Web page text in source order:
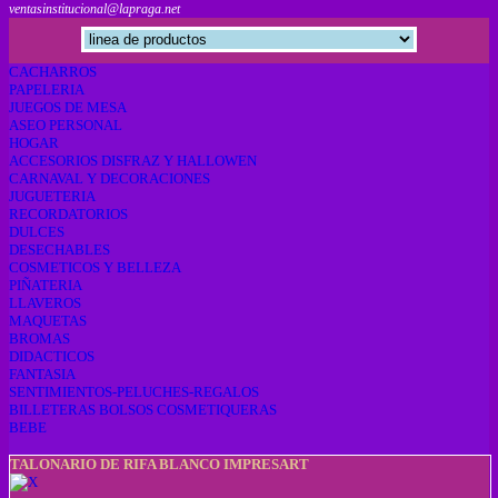
ventasinstitucional@lapraga.net
CACHARROS
PAPELERIA
JUEGOS DE MESA
ASEO PERSONAL
HOGAR
ACCESORIOS DISFRAZ Y HALLOWEN
CARNAVAL Y DECORACIONES
JUGUETERIA
RECORDATORIOS
DULCES
DESECHABLES
COSMETICOS Y BELLEZA
PIÑATERIA
LLAVEROS
MAQUETAS
BROMAS
DIDACTICOS
FANTASIA
SENTIMIENTOS-PELUCHES-REGALOS
BILLETERAS BOLSOS COSMETIQUERAS
BEBE
TALONARIO DE RIFA BLANCO IMPRESART